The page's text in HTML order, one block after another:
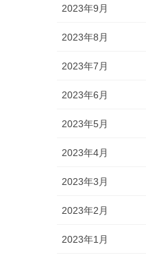
2023年9月
2023年8月
2023年7月
2023年6月
2023年5月
2023年4月
2023年3月
2023年2月
2023年1月